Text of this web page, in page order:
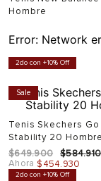
Hombre
Error: Network
2do con +10% Off
Sale
Tenis Skechers Go
Stability 20 Hombre
$649.900 $584.910
Ahora $454.930
2do con +10% Off